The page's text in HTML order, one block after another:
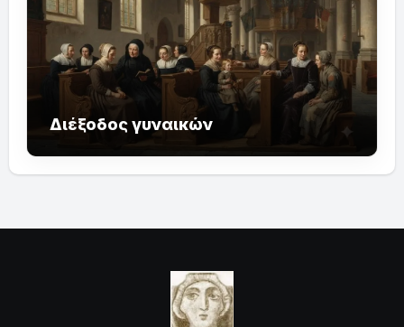
Διέξοδος γυναικών